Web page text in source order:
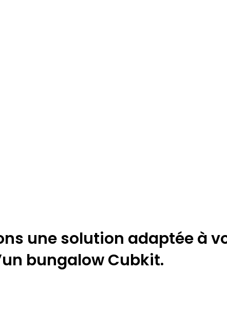
une solution adaptée à
bungalow Cubkit.